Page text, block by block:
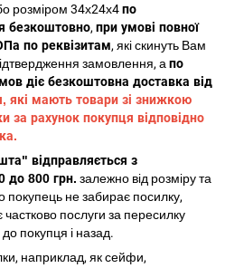
розміром 34х24х4по
безкоштовно,при умові повної
по реквізитам, які скинуть Вам
замовлення, апо
діє безкоштовна доставка від
які мають товари зі знижкою
за рахунок покупця відповідно
відправляється з
до 800 грн. залежно від розміру та
покупець не забирає посилку,
послуги за пересилку
покупця і назад.
наприклад, як сейфи,